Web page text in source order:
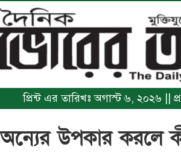
প্রিন্ট এর তারিখঃ অগাস্ট ৬, ২০২৬ ||
অন্যের উপকার করলে